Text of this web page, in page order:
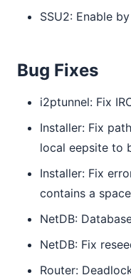
SSU2: Enable
Bug Fixes
i2ptunnel: Fix
Installer: Fix
local eepsite to
Installer: Fix
contains a space
NetDB:
NetDB: Fix
Router: